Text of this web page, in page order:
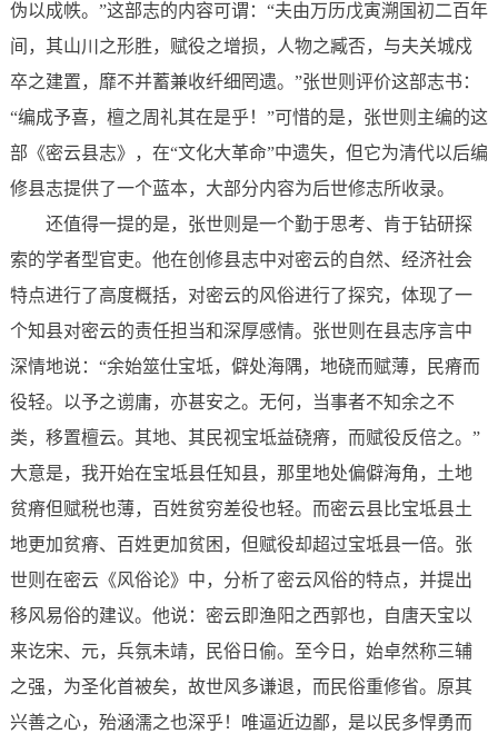
伪以成帙。”这部志的内容可谓：“夫由万历戊寅溯国初二百年
间，其山川之形胜，赋役之增损，人物之臧否，与夫关城戍
卒之建置，靡不并蓄兼收纤细罔遗。”张世则评价这部志书：
“编成予喜，檀之周礼其在是乎！”可惜的是，张世则主编的这
部《密云县志》，在“文化大革命”中遗失，但它为清代以后编
修县志提供了一个蓝本，大部分内容为后世修志所收录。
还值得一提的是，张世则是一个勤于思考、肯于钻研探
索的学者型官吏。他在创修县志中对密云的自然、经济社会
特点进行了高度概括，对密云的风俗进行了探究，体现了一
个知县对密云的责任担当和深厚感情。张世则在县志序言中
深情地说：“余始筮仕宝坻，僻处海隅，地硗而赋薄，民瘠而
役轻。以予之谫庸，亦甚安之。无何，当事者不知余之不
类，移置檀云。其地、其民视宝坻益硗瘠，而赋役反倍之。”
大意是，我开始在宝坻县任知县，那里地处偏僻海角，土地
贫瘠但赋税也薄，百姓贫穷差役也轻。而密云县比宝坻县土
地更加贫瘠、百姓更加贫困，但赋役却超过宝坻县一倍。张
世则在密云《风俗论》中，分析了密云风俗的特点，并提出
移风易俗的建议。他说：密云即渔阳之西郭也，自唐天宝以
来讫宋、元，兵氛未靖，民俗日偷。至今日，始卓然称三辅
之强，为圣化首被矣，故世风多谦退，而民俗重修省。原其
兴善之心，殆涵濡之也深乎！唯逼近边鄙，是以民多悍勇而